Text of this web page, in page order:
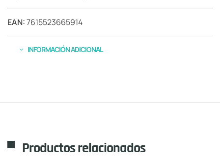
EAN:7615523665914
INFORMACIÓN ADICIONAL
Productos relacionados